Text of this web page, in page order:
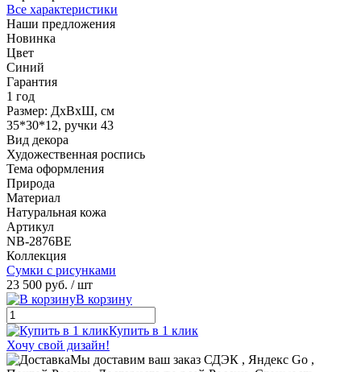
Все характеристики
Наши предложения
Новинка
Цвет
Синий
Гарантия
1 год
Размер: ДхВхШ, см
35*30*12, ручки 43
Вид декора
Художественная роспись
Тема оформления
Природа
Материал
Натуральная кожа
Артикул
NB-2876BE
Коллекция
Сумки с рисунками
23 500 руб. / шт
В корзину
Купить в 1 клик
Хочу свой дизайн!
Мы доставим ваш заказ СДЭК , Яндекс Go ,